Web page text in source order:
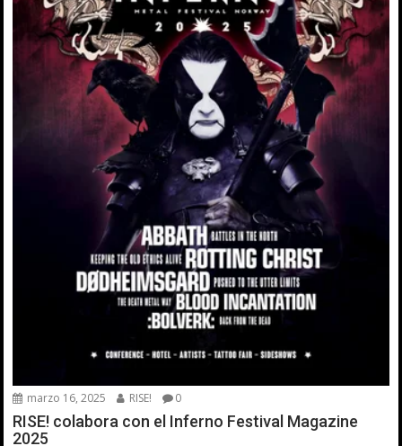
marzo 16, 2025 RISE! 0
RISE! colabora con el Inferno Festival Magazine
2025